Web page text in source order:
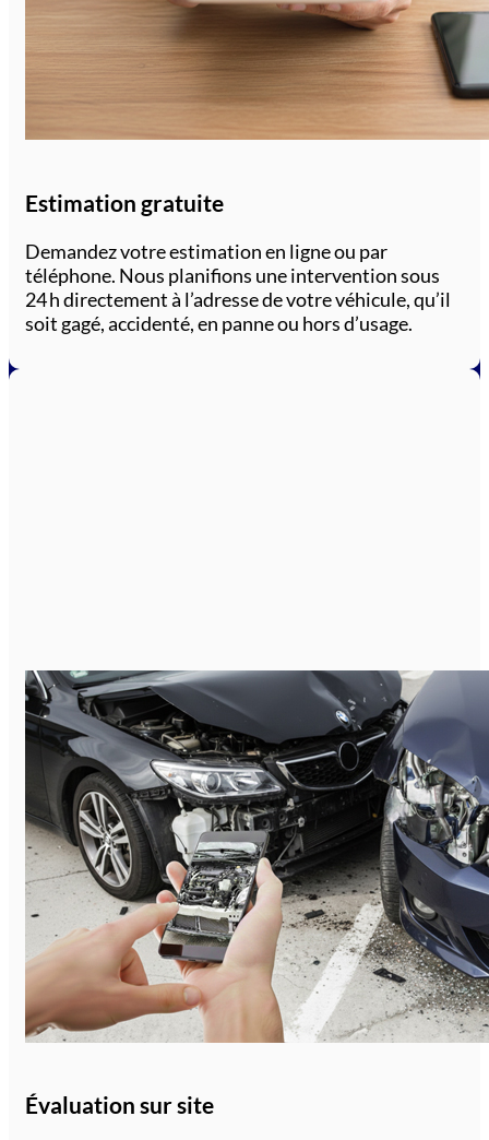
Estimation gratuite
Demandez votre estimation en ligne ou par
téléphone. Nous planifions une intervention sous
24 h directement à l’adresse de votre véhicule, qu’il
soit gagé, accidenté, en panne ou hors d’usage.
Évaluation sur site